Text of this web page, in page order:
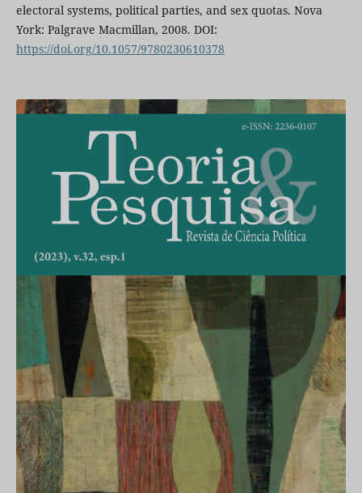
electoral systems, political parties, and sex quotas. Nova
York: Palgrave Macmillan, 2008. DOI:
https://doi.org/10.1057/9780230610378